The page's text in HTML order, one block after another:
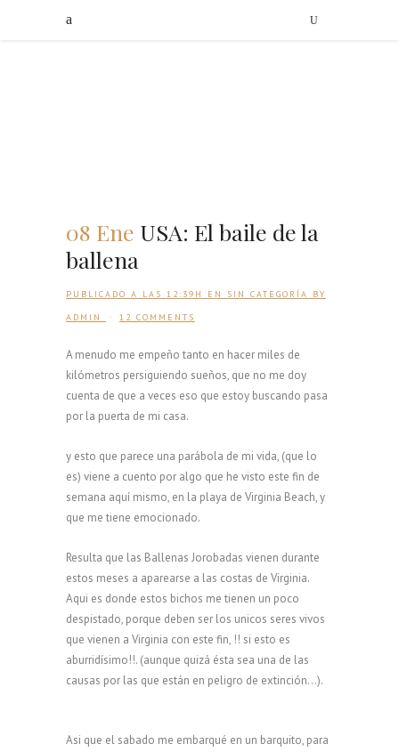
08 Ene USA: El baile de la
ballena
PUBLICADO A LAS 12:39H EN SIN CATEGORÍA
BY
ADMIN
12 COMMENTS
A menudo me empeño tanto en hacer miles de
kilómetros persiguiendo sueños, que no me doy
cuenta de que a veces eso que estoy buscando pasa
por la puerta de mi casa.
y esto que parece una parábola de mi vida, (que lo
es) viene a cuento por algo que he visto este fin de
semana aquí mismo, en la playa de Virginia Beach, y
que me tiene emocionado.
Resulta que las Ballenas Jorobadas vienen durante
estos meses a aparearse a las costas de Virginia.
Aqui es donde estos bichos me tienen un poco
despistado, porque deben ser los unicos seres vivos
que vienen a Virginia con este fin, !! si esto es
aburridísimo!!. (aunque quizá ésta sea una de las
causas por las que están en peligro de extinción…).
Asi que el sabado me embarqué en un barquito, para